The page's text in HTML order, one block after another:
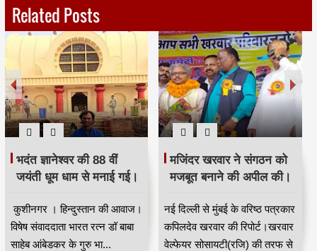
Related Posts
भदंत ज्ञानेश्वर की 88 वीं
जयंती धूम धाम से मनाई गई।
कुशीनगर । हिन्दुस्तान की आवाज।
विषेष संवाददाता भारत रत्न डॉ बाबा
साहेब आंबेडकर के गुरु भा...
मजिंदर खरवार ने संगठन को
मजबूत बनाने की अपील की।
नई दिल्ली से मुंबई के वरिष्ठ पत्रकार
कपिलदेव खरवार की रिपोर्ट।खरवार
वेल्फेयर सोसायटी(रजि) की तरफ से